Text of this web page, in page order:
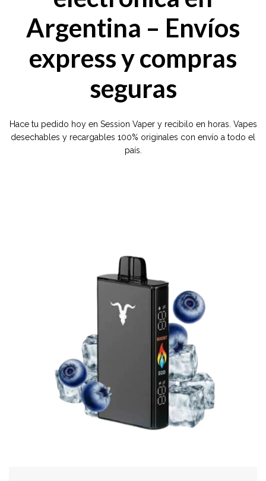
Argentina – Envíos
express y compras
seguras
Hace tu pedido hoy en Session Vaper y recibilo en horas. Vapes
desechables y recargables 100% originales con envío a todo el
país.